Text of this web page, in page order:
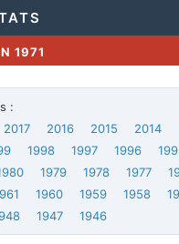
1971
:
2017 2016 2015 2014
1998 1997 1996
1979 1978 1977
1960 1959 1958
1947 1946